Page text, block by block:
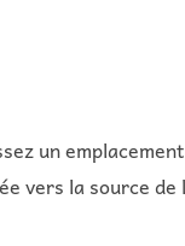
un
vers la source